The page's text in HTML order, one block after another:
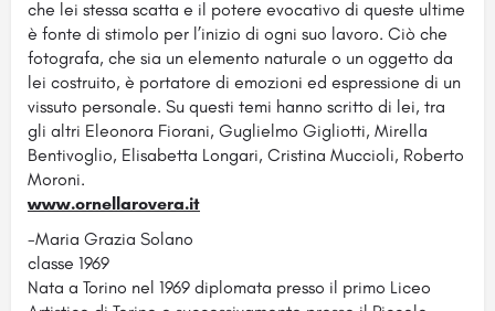
che lei stessa scatta e il potere evocativo di queste ultime
è fonte di stimolo per l’inizio di ogni suo lavoro. Ciò che
fotografa, che sia un elemento naturale o un oggetto da
lei costruito, è portatore di emozioni ed espressione di un
vissuto personale. Su questi temi hanno scritto di lei, tra
gli altri Eleonora Fiorani, Guglielmo Gigliotti, Mirella
Bentivoglio, Elisabetta Longari, Cristina Muccioli, Roberto
Moroni.
www.ornellarovera.it
-Maria Grazia Solano
classe 1969
Nata a Torino nel 1969 diplomata presso il primo Liceo